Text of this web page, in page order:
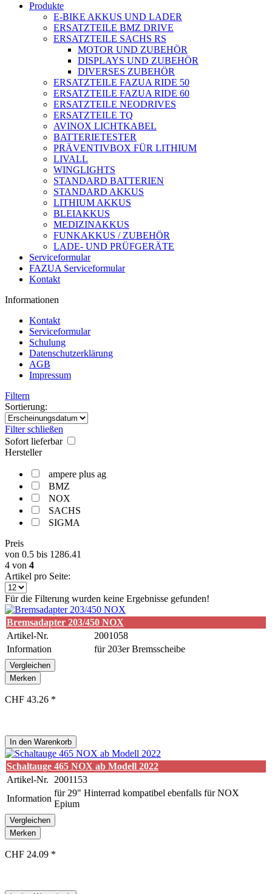
Produkte
E-BIKE AKKUS UND LADER
ERSATZTEILE BMZ DRIVE
ERSATZTEILE SACHS RS
MOTOR UND ZUBEHÖR
DISPLAYS UND ZUBEHÖR
DIVERSES ZUBEHÖR
ERSATZTEILE FAZUA RIDE 50
ERSATZTEILE FAZUA RIDE 60
ERSATZTEILE NEODRIVES
ERSATZTEILE TQ
AVINOX LICHTKABEL
BATTERIETESTER
PRÄVENTIVBOX FÜR LITHIUM
LIVALL
WINGLIGHTS
STANDARD BATTERIEN
STANDARD AKKUS
LITHIUM AKKUS
BLEIAKKUS
MEDIZINAKKUS
FUNKAKKUS / ZUBEHÖR
LADE- UND PRÜFGERÄTE
Serviceformular
FAZUA Serviceformular
Kontakt
Informationen
Kontakt
Serviceformular
Schulung
Datenschutzerklärung
AGB
Impressum
Filtern
Sortierung:
Filter schließen
Sofort lieferbar
Hersteller
ampere plus ag
BMZ
NOX
SACHS
SIGMA
Preis
von 0.5 bis 1286.41
4 von 4
Artikel pro Seite:
Für die Filterung wurden keine Ergebnisse gefunden!
Bremsadapter 203/450 NOX
Artikel-Nr.
2001058
Information
für 203er Bremsscheibe
Vergleichen
Merken
CHF 43.26 *
In den Warenkorb
Schaltauge 465 NOX ab Modell 2022
Artikel-Nr.
2001153
Information
für 29" Hinterrad kompatibel ebenfalls für NOX
Epium
Vergleichen
Merken
CHF 24.09 *